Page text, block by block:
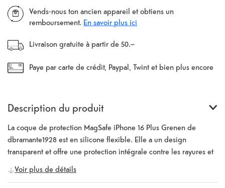
Vends-nous ton ancien appareil et obtiens un
remboursement. En savoir plus ici
Livraison gratuite à partir de 50.–
Paye par carte de crédit, Paypal, Twint et bien plus encore
Description du produit
La coque de protection MagSafe iPhone 16 Plus Grenen de
dbramante1928 est en silicone flexible. Elle a un design
transparent et offre une protection intégrale contre les rayures et
les chocs. Grâce à la fonction MagSafe intégrée, les produits
MagSafe peuvent être utilisés sans problème. Pour recharger
Voir plus de détails